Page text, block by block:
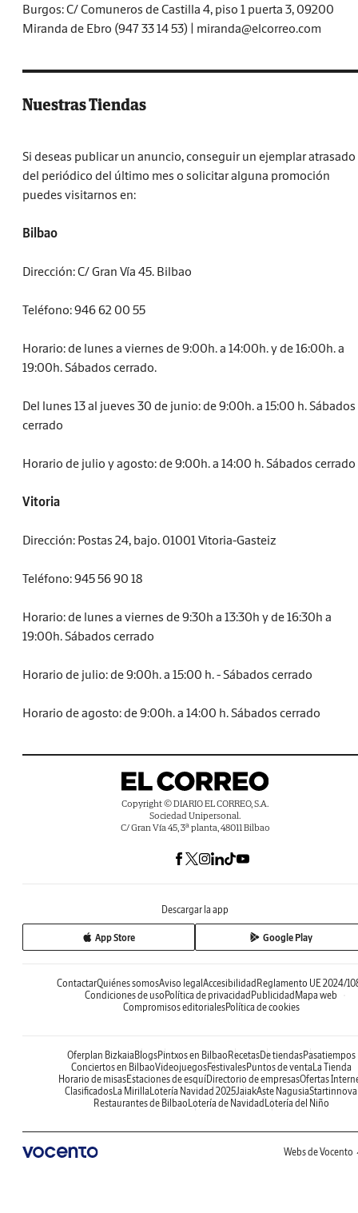
Burgos: C/ Comuneros de Castilla 4, piso 1 puerta 3, 09200
Miranda de Ebro (947 33 14 53) | miranda@elcorreo.com
Nuestras Tiendas
Si deseas publicar un anuncio, conseguir un ejemplar atrasado
del periódico del último mes o solicitar alguna promoción
puedes visitarnos en:
Bilbao
Dirección: C/ Gran Vía 45. Bilbao
Teléfono: 946 62 00 55
Horario: de lunes a viernes de 9:00h. a 14:00h. y de 16:00h. a
19:00h. Sábados cerrado.
Del lunes 13 al jueves 30 de junio: de 9:00h. a 15:00 h. Sábados
cerrado
Horario de julio y agosto: de 9:00h. a 14:00 h. Sábados cerrado
Vitoria
Dirección: Postas 24, bajo. 01001 Vitoria-Gasteiz
Teléfono: 945 56 90 18
Horario: de lunes a viernes de 9:30h a 13:30h y de 16:30h a
19:00h. Sábados cerrado
Horario de julio: de 9:00h. a 15:00 h. - Sábados cerrado
Horario de agosto: de 9:00h. a 14:00 h. Sábados cerrado
Copyright © DIARIO EL CORREO, S.A.
Sociedad Unipersonal.
C/ Gran Vía 45, 3ª planta, 48011 Bilbao
Descargar la app
App Store Google Play
ContactarQuiénes somosAviso legal Accesibilidad Reglamento UE 2024/
Condiciones de uso Política de privacidad Publicidad Mapa web
Compromisos editorialesPolítica de cookies
Oferplan Bizkaia BlogsPintxos en Bilbao RecetasDe tiendasPasatiempos
Conciertos en BilbaoVideojuegosFestivalesPuntos de venta La Tienda
Horario de misasEstaciones de esquíDirectorio de empresasOfertas
ClasificadosLa Mirilla Lotería Navidad 2025JaiakAste NagusiaStartinnova
Restaurantes de Bilbao Lotería de Navidad Lotería del Niño
Webs de Vocento